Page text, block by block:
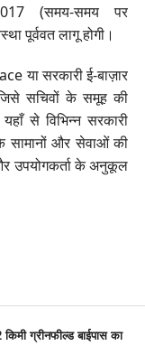
2017 (समय-समय पर
पूर्ववत लागू होगी।
या सरकारी ई-बाज़ार
सचिवों के समूह की
से विभिन्न सरकारी
सामानों और सेवाओं की
उपयोगकर्ता के अनुकूल
ग्रीनफील्ड बाईपास का